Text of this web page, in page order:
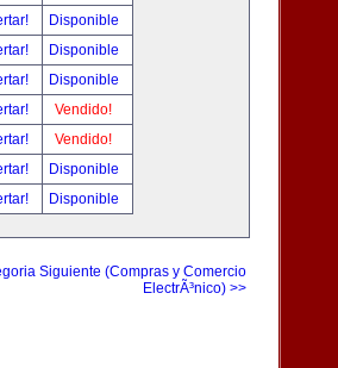
Disponible
Disponible
Disponible
Vendido!
Vendido!
Disponible
Disponible
Siguiente (Compras y Comercio
ElectrÃ³nico) >>